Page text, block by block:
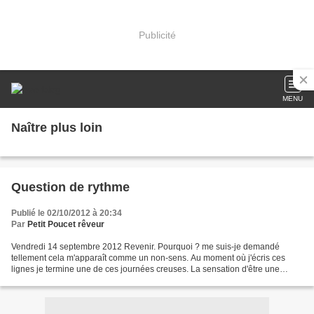
Publicité
MENU
Naître plus loin
Question de rythme
Publié le 02/10/2012 à 20:34
Par Petit Poucet rêveur
Vendredi 14 septembre 2012 Revenir. Pourquoi ? me suis-je demandé
tellement cela m'apparaît comme un non-sens. Au moment où j'écris ces
lignes je termine une de ces journées creuses. La sensation d'être une